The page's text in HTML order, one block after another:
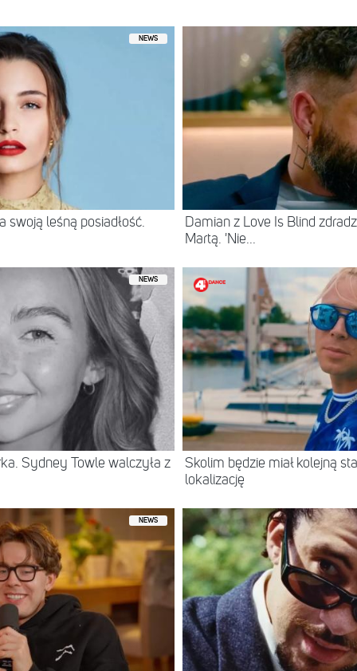
NEWS
leśną posiadłość.
Damian z Love Is Blind
Martą. 'Nie...
NEWS
Sydney Towle walczyła z
Skolim będzie miał kolejną
lokalizację
NEWS